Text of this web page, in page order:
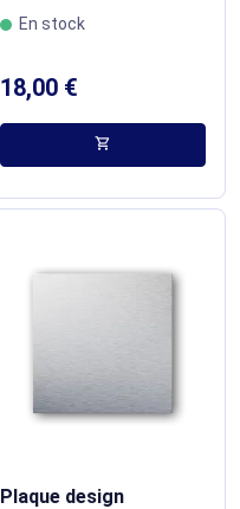
En stock
18,00 €
shopping_cart
Plaque design